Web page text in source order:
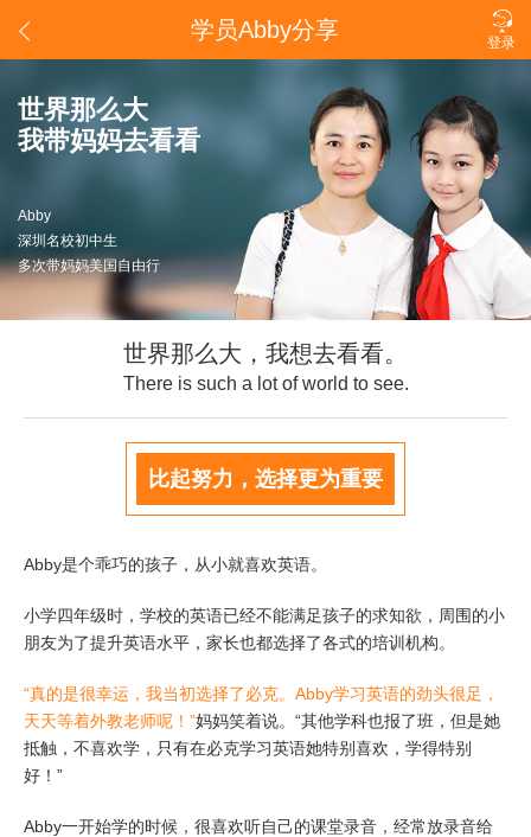
 
登录
学员Abby分享
世界那么大
我带妈妈去看看
Abby
深圳名校初中生
多次带妈妈美国自由行
世界那么大，我想去看看。
There is such a lot of world to see.
比起努力，选择更为重要
Abby是个乖巧的孩子，从小就喜欢英语。
小学四年级时，学校的英语已经不能满足孩子的求知欲，周围的小
朋友为了提升英语水平，家长也都选择了各式的培训机构。
“真的是很幸运，我当初选择了必克。Abby学习英语的劲头很足，
天天等着外教老师呢！”妈妈笑着说。“其他学科也报了班，但是她
抵触，不喜欢学，只有在必克学习英语她特别喜欢，学得特别
好！”
Abby一开始学的时候，很喜欢听自己的课堂录音，经常放录音给